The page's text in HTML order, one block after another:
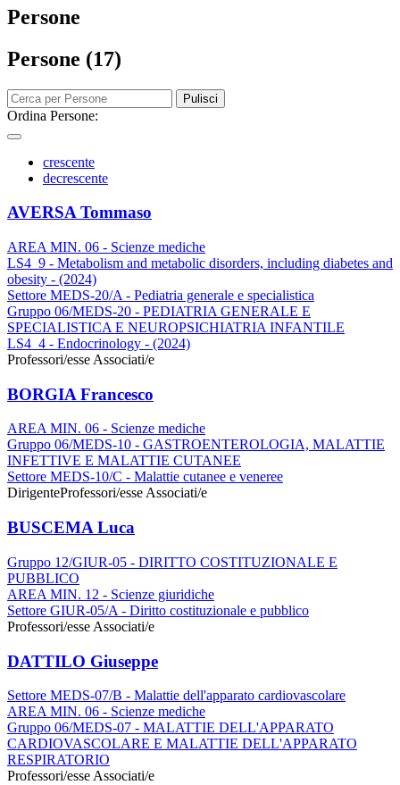
Persone
Persone (17)
Pulisci
Ordina Persone:
crescente
decrescente
AVERSA Tommaso
AREA MIN. 06 - Scienze mediche
LS4_9 - Metabolism and metabolic disorders, including diabetes and
obesity - (2024)
Settore MEDS-20/A - Pediatria generale e specialistica
Gruppo 06/MEDS-20 - PEDIATRIA GENERALE E
SPECIALISTICA E NEUROPSICHIATRIA INFANTILE
LS4_4 - Endocrinology - (2024)
Professori/esse Associati/e
BORGIA Francesco
AREA MIN. 06 - Scienze mediche
Gruppo 06/MEDS-10 - GASTROENTEROLOGIA, MALATTIE
INFETTIVE E MALATTIE CUTANEE
Settore MEDS-10/C - Malattie cutanee e veneree
DirigenteProfessori/esse Associati/e
BUSCEMA Luca
Gruppo 12/GIUR-05 - DIRITTO COSTITUZIONALE E
PUBBLICO
AREA MIN. 12 - Scienze giuridiche
Settore GIUR-05/A - Diritto costituzionale e pubblico
Professori/esse Associati/e
DATTILO Giuseppe
Settore MEDS-07/B - Malattie dell'apparato cardiovascolare
AREA MIN. 06 - Scienze mediche
Gruppo 06/MEDS-07 - MALATTIE DELL'APPARATO
CARDIOVASCOLARE E MALATTIE DELL'APPARATO
RESPIRATORIO
Professori/esse Associati/e